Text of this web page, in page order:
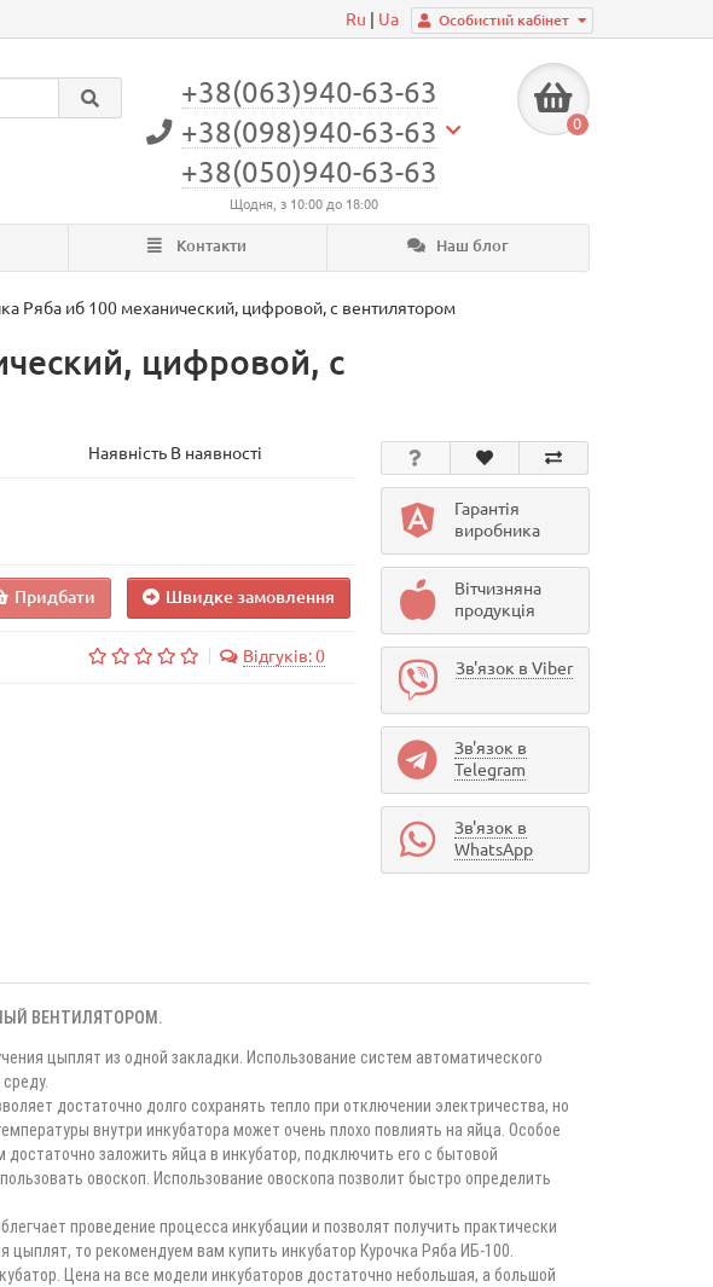
Особистий кабінет
Ru Ua
+38(063)940-63-63
+38(098)940-63-63
+38(050)940-63-63
Щодня, з 10:00 до 18:00
0
Контакти Наш блог
Ряба иб 100 механический, цифровой, с вентилятором
цифровой, с
Наявність В наявності
Придбати Швидке замовлення
Відгуків: 0
Гарантія
виробника
Вітчизняна
продукція
Зв'язок в Viber
Зв'язок в
Telegram
Зв'язок в
WhatsApp
ВЕНТИЛЯТОРОМ.
цыплят из одной закладки. Использование систем автоматического
достаточно долго сохранять тепло при отключении электричества, но
внутри инкубатора может очень плохо повлиять на яйца. Особое
заложить яйца в инкубатор, подключить его с бытовой
овоскоп. Использование овоскопа позволит быстро определить
проведение процесса инкубации и позволят получить практически
то рекомендуем вам купить инкубатор Курочка Ряба ИБ-100.
Цена на все модели инкубаторов достаточно небольшая, а большой